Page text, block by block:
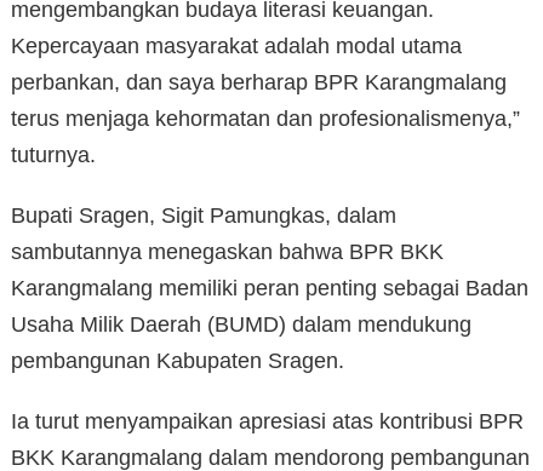
mengembangkan budaya literasi keuangan.
Kepercayaan masyarakat adalah modal utama
perbankan, dan saya berharap BPR Karangmalang
terus menjaga kehormatan dan profesionalismenya,”
tuturnya.
Bupati Sragen, Sigit Pamungkas, dalam
sambutannya menegaskan bahwa BPR BKK
Karangmalang memiliki peran penting sebagai Badan
Usaha Milik Daerah (BUMD) dalam mendukung
pembangunan Kabupaten Sragen.
Ia turut menyampaikan apresiasi atas kontribusi BPR
BKK Karangmalang dalam mendorong pembangunan